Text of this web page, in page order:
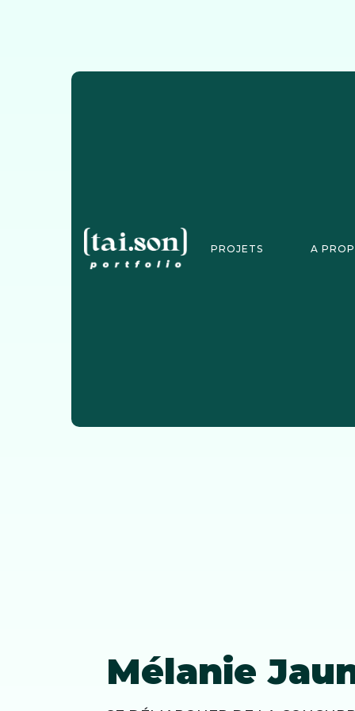
PROJETS A
Mélanie